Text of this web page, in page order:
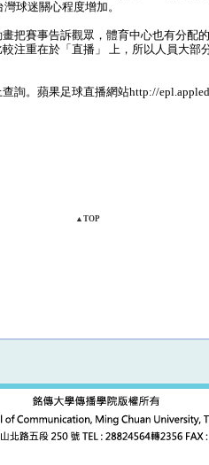
球迷關心程度增加。
把賽事告訴觀眾，體育中心也有分配
注重在於「直播」 上，所以人員大部
詢。蘋果足球直播網站http://
▲TOP